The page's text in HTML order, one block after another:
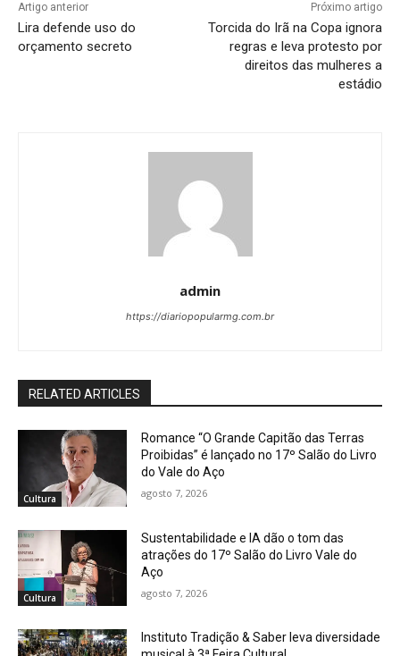
Artigo anterior
Lira defende uso do
orçamento secreto
Próximo artigo
Torcida do Irã na Copa ignora
regras e leva protesto por
direitos das mulheres a
estádio
admin
https://diariopopularmg.com.br
RELATED ARTICLES
Cultura
Romance “O Grande Capitão das Terras
Proibidas” é lançado no 17º Salão do Livro
do Vale do Aço
agosto 7, 2026
Cultura
Sustentabilidade e IA dão o tom das
atrações do 17º Salão do Livro Vale do
Aço
agosto 7, 2026
Instituto Tradição & Saber leva diversidade